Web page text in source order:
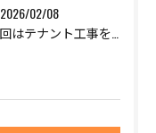
2026/02/08